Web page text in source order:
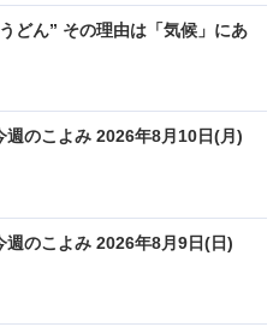
どん” その理由は「気候」にあ
週のこよみ 2026年8月10日(月)
週のこよみ 2026年8月9日(日)